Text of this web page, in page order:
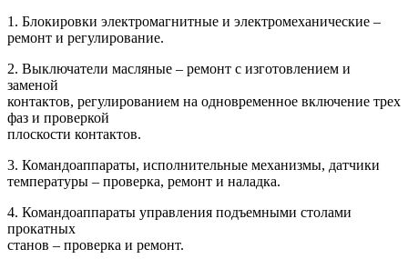
1. Блокировки электромагнитные и электромеханические –
ремонт и регулирование.
2. Выключатели масляные – ремонт с изготовлением и
заменой
контактов, регулированием на одновременное включение трех
фаз и проверкой
плоскости контактов.
3. Командоаппараты, исполнительные механизмы, датчики
температуры – проверка, ремонт и наладка.
4. Командоаппараты управления подъемными столами
прокатных
станов – проверка и ремонт.